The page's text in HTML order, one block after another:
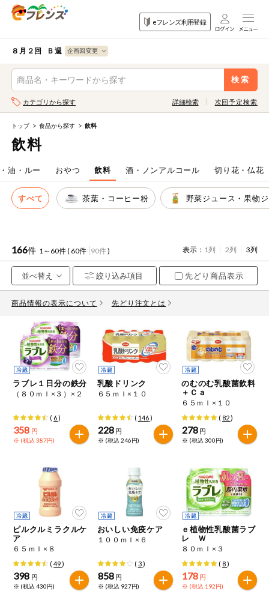
eフレンズ利用登録
ログイン
生協加入はこちら
登録から開始まで
注文番号注文
お気に入り注文
注文履歴注文
WEBカタログ
先着限定から探す
人気カテゴリ
食品から探す
家庭用品から探す
目的から探す
毎週自動お届け商品を確認する
８月２回 Ｂ週
検索
食品
から探す
目的
から探す
果物
野菜
肉・ハム・ソ
ーセージ
魚介・加工品
米・雑穀など
パン・ジャム
豆腐・納豆・
こんにゃく
冷蔵おかず
冷凍食品
ミールキット
など
麺類
レトルト・缶
詰・瓶詰
調味料・だ
し・油・ルー
おやつ
飲料
果物すべて
カテゴリから探す 詳細検索
検索条件を指定してください。全項目に条件を指定しなくて
も検索できます。
キーワード
キーワードをすべて含む
メーカー名
カテゴリ
特価情報
アレルゲン情報
特定原材料と特定原材料に準ずるものが含まれていない商品
を検索できます。
小麦 卵 乳
落花生 かに くるみ
特定原材料に準ずるもの
アーモンド あわび いか
カシューナッツ
次回予定検索
トップ 食品から探す 飲料
飲料
油・ルー おやつ 飲料 酒・ノンアルコール 切り花・仏花
すべて 茶葉・コーヒー粉 野菜ジュース・果物
166件 1～60件 ( 60件 90件) 表示： 1列 2列 3列
先どり商品表示
商品情報の表示について 先どり注文とは
ラブレ１日分の鉄分
（８０ｍｌ×３）×２
( 6)
358 円
※ (税込 387円)
乳酸ドリンク
６５ｍｌ×１０
( 146)
228 円
※ (税込 246円)
のむのむ乳酸菌飲料
＋Ｃａ
６５ｍｌ×１０
( 82)
278 円
※ (税込 300円)
ピルクルミラクルケ
ア
６５ｍｌ×８
(49)
398 円
※ (税込 430円)
おいしい免疫ケア
１００ｍｌ×６
( 3)
858 円
※ (税込 927円)
ｅ植物性乳酸菌ラブ
レ Ｗ
８０ｍｌ×３
( 8)
178 円
※ (税込 192円)